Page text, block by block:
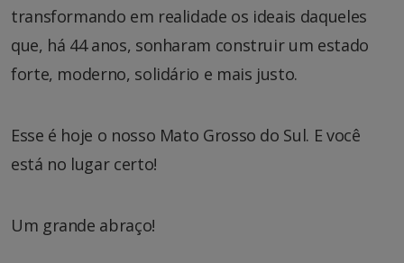
transformando em realidade os ideais daqueles
que, há 44 anos, sonharam construir um estado
forte, moderno, solidário e mais justo.
Esse é hoje o nosso Mato Grosso do Sul. E você
está no lugar certo!
Um grande abraço!